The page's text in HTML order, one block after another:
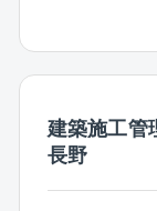
ランの企画/製
注文住宅の為
お客様と何度
えている漠然
です。
建築施工管
長野